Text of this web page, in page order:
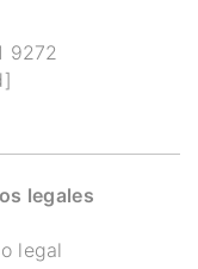
9272
legales
legal